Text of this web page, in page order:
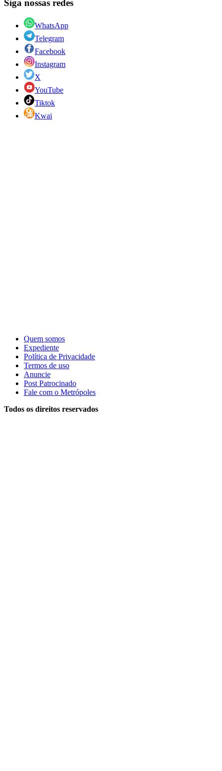
Siga nossas redes
WhatsApp
Telegram
Facebook
Instagram
X
YouTube
Tiktok
Kwai
Quem somos
Expediente
Política de Privacidade
Termos de uso
Anuncie
Post Patrocinado
Fale com o Metrópoles
Todos os direitos reservados